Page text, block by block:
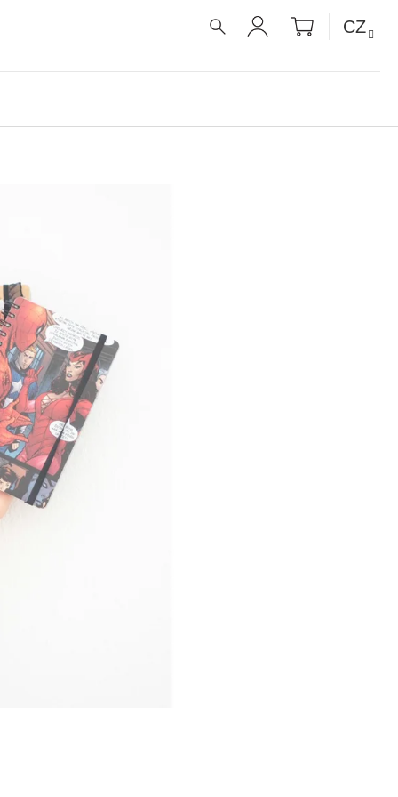
PŘIHLÁŠENÍ
NÁKUPNÍ
KOŠÍK
CZ
RECEPTY PRO
KLIMA